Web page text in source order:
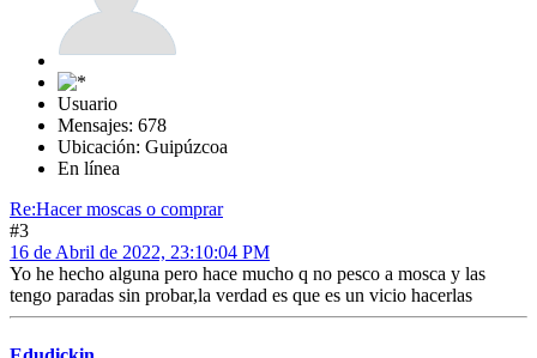
Usuario
Mensajes: 678
Ubicación: Guipúzcoa
En línea
Re:Hacer moscas o comprar
#3
16 de Abril de 2022, 23:10:04 PM
Yo he hecho alguna pero hace mucho q no pesco a mosca y las
tengo paradas sin probar,la verdad es que es un vicio hacerlas